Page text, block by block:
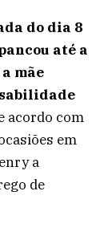
do dia 8
até a
mãe
acordo com
em
a
de